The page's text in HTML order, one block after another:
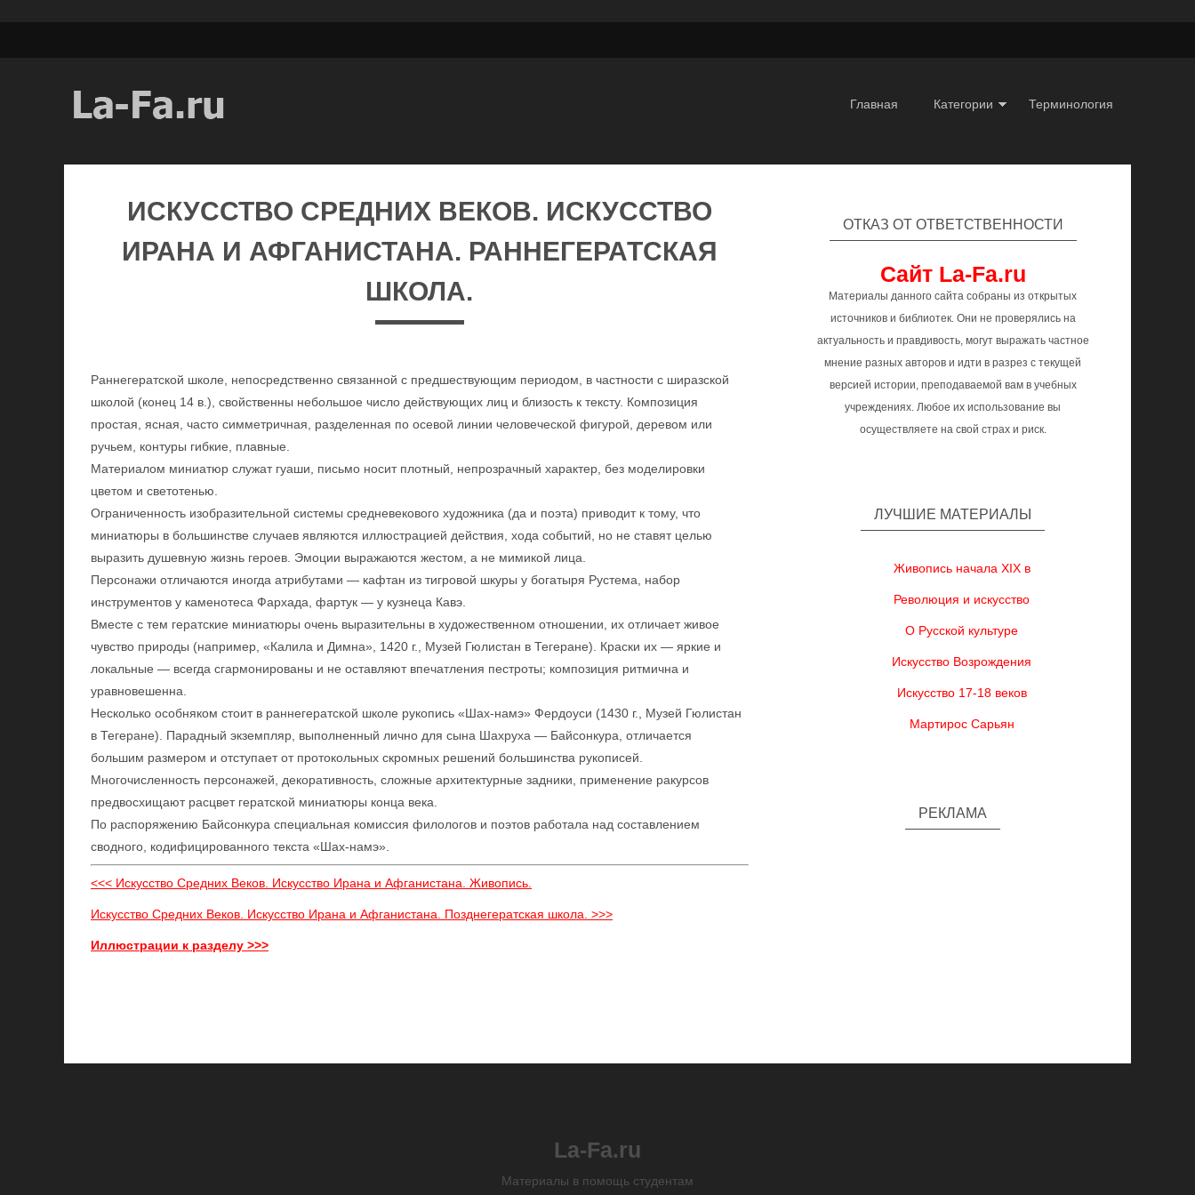
Главная Категории Терминология
ИСКУССТВО СРЕДНИХ ВЕКОВ. ИСКУССТВО
ИРАНА И АФГАНИСТАНА. РАННЕГЕРАТСКАЯ
ШКОЛА.
Раннегератской школе, непосредственно связанной с предшествующим периодом, в частности с ширазской
школой (конец 14 в.), свойственны небольшое число действующих лиц и близость к тексту. Композиция
простая, ясная, часто симметричная, разделенная по осевой линии человеческой фигурой, деревом или
ручьем, контуры гибкие, плавные.
Материалом миниатюр служат гуаши, письмо носит плотный, непрозрачный характер, без моделировки
цветом и светотенью.
Ограниченность изобразительной системы средневекового художника (да и поэта) приводит к тому, что
миниатюры в большинстве случаев являются иллюстрацией действия, хода событий, но не ставят целью
выразить душевную жизнь героев. Эмоции выражаются жестом, а не мимикой лица.
Персонажи отличаются иногда атрибутами — кафтан из тигровой шкуры у богатыря Рустема, набор
инструментов у каменотеса Фархада, фартук — у кузнеца Кавэ.
Вместе с тем гератские миниатюры очень выразительны в художественном отношении, их отличает живое
чувство природы (например, «Калила и Димна», 1420 г., Музей Гюлистан в Тегеране). Краски их — яркие и
локальные — всегда сгармонированы и не оставляют впечатления пестроты; композиция ритмична и
уравновешенна.
Несколько особняком стоит в раннегератской школе рукопись «Шах-намэ» Фердоуси (1430 г., Музей Гюлистан
в Тегеране). Парадный экземпляр, выполненный лично для сына Шахруха — Байсонкура, отличается
большим размером и отступает от протокольных скромных решений большинства рукописей.
Многочисленность персонажей, декоративность, сложные архитектурные задники, применение ракурсов
предвосхищают расцвет гератской миниатюры конца века.
По распоряжению Байсонкура специальная комиссия филологов и поэтов работала над составлением
сводного, кодифицированного текста «Шах-намэ».
<<< Искусство Средних Веков. Искусство Ирана и Афганистана. Живопись.
Искусство Средних Веков. Искусство Ирана и Афганистана. Позднегератская школа. >>>
Иллюстрации к разделу >>>
ОТКАЗ ОТ ОТВЕТСТВЕННОСТИ
Сайт La-Fa.ru
Материалы данного сайта собраны из открытых
источников и библиотек. Они не проверялись на
актуальность и правдивость, могут выражать частное
мнение разных авторов и идти в разрез с текущей
версией истории, преподаваемой вам в учебных
учреждениях. Любое их использование вы
осуществляете на свой страх и риск.
ЛУЧШИЕ МАТЕРИАЛЫ
Живопись начала XIX в
Революция и искусство
О Русской культуре
Искусство Возрождения
Искусство 17-18 веков
Мартирос Сарьян
РЕКЛАМА
La-Fa.ru
Материалы в помощь студентам